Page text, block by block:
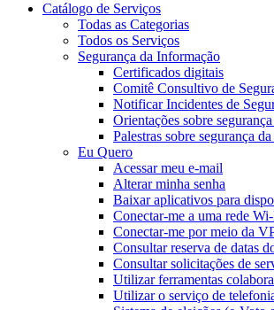
Catálogo de Serviços
Todas as Categorias
Todos os Serviços
Segurança da Informação
Certificados digitais
Comitê Consultivo de
Notificar Incidentes de
Orientações sobre
Palestras sobre segurança
Eu Quero
Acessar meu e-mail
Alterar minha senha
Baixar aplicativos para
Conectar-me a uma rede
Conectar-me por meio da
Consultar reserva de datas
Consultar solicitações de
Utilizar ferramentas
Utilizar o serviço de